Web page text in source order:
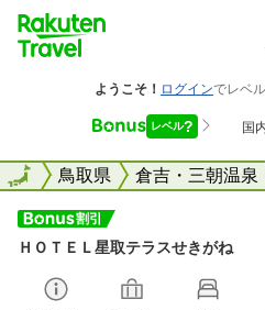
全国鳥取県 倉吉・三朝温泉
全国
ＨＯＴＥＬ星取テラスせきがね